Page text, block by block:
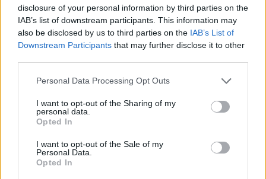
disclosure of your personal information by third parties on the
IAB’s list of downstream participants. This information may
also be disclosed by us to third parties on the IAB’s List of
Downstream Participants that may further disclose it to other
Please note that this website/app uses one or more Google
not limited to your visit or usage behaviour. You may click to
grant or deny consent to Google and its third-party tags to
use your data for below specified purposes in below Google
consent section.
Personal Data Processing Opt Outs
I want to opt-out of the Sharing of my
personal data.
Opted In
I want to opt-out of the Sale of my
Personal Data.
Opted In
AUTORE
Staff